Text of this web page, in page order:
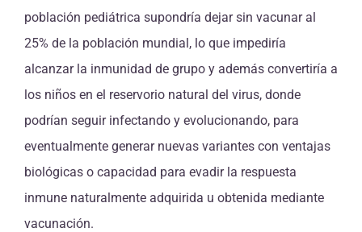
población pediátrica supondría dejar sin vacunar al
25% de la población mundial, lo que impediría
alcanzar la inmunidad de grupo y además convertiría a
los niños en el reservorio natural del virus, donde
podrían seguir infectando y evolucionando, para
eventualmente generar nuevas variantes con ventajas
biológicas o capacidad para evadir la respuesta
inmune naturalmente adquirida u obtenida mediante
vacunación.